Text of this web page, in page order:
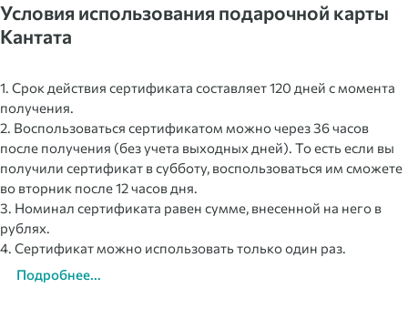
Условия использования подарочной карты
Кантата
1. Срок действия сертификата составляет 120 дней с момента
получения.
2. Воспользоваться сертификатом можно через 36 часов
после получения (без учета выходных дней). То есть если вы
получили сертификат в субботу, воспользоваться им сможете
во вторник после 12 часов дня.
3. Номинал сертификата равен сумме, внесенной на него в
рублях.
4. Сертификат можно использовать только один раз.
Подробнее...